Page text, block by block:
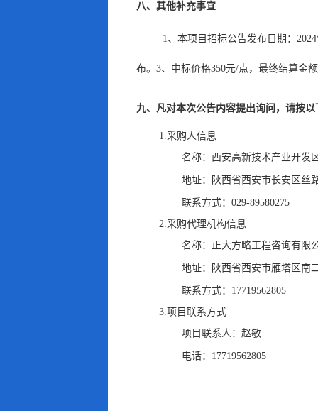
八、其他补充事宜
1、本项目招标公告发布日期：
布。 3、中标价格350元/点，最终结算金
九、凡对本次公告内容提出询问 ， 请按以
1.采购人信息
名称： 西安高新技术产业开发
地址： 陕西省西安市长安区丝
联系方式： 029-89580275
2.采购代理机构信息
名称：
正大方略工程咨询有限
地址： 陕西省西安市雁塔区南
联系方式： 17719562805
3.项目联系方式
项目联系人： 赵敏
电话： 17719562805